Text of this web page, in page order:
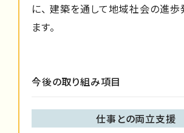
に、 建築を通して地域社会の進
ます。
今後の取り組み項目
仕事との両立支援